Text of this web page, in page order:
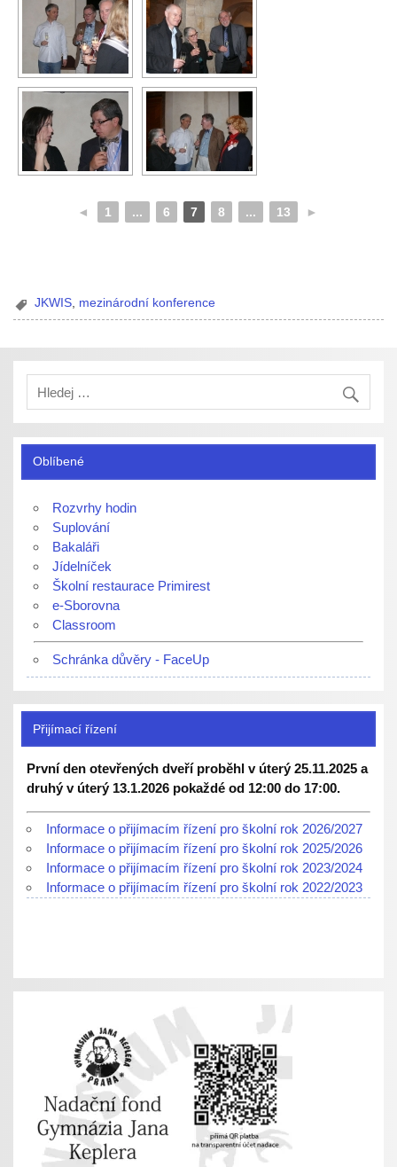
◄ 1 ... 6 7 8 ... 13 ►
JKWIS, mezinárodní konference
Oblíbené
Rozvrhy hodin
Suplování
Bakaláři
Jídelníček
Školní restaurace Primirest
e-Sborovna
Classroom
Schránka důvěry - FaceUp
Přijímací řízení
První den otevřených dveří proběhl v úterý 25.11.2025 a
druhý v úterý 13.1.2026 pokaždé od 12:00 do 17:00.
Informace o přijímacím řízení pro školní rok 2026/2027
Informace o přijímacím řízení pro školní rok 2025/2026
Informace o přijímacím řízení pro školní rok 2023/2024
Informace o přijímacím řízení pro školní rok 2022/2023